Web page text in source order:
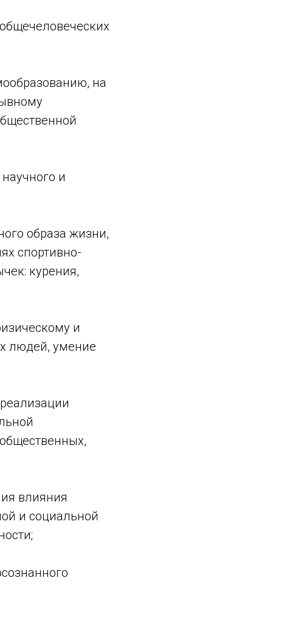
на
и
образа жизни,
спортивно-
курения,
и
людей, умение
влияния
и социальной